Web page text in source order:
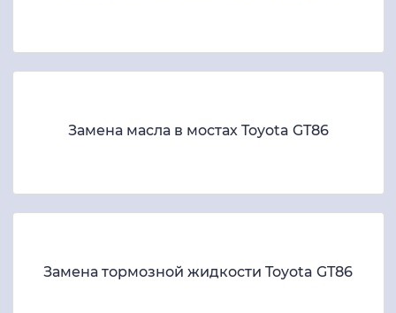
Замена масла в мостах Toyota GT86
Замена тормозной жидкости Toyota GT86